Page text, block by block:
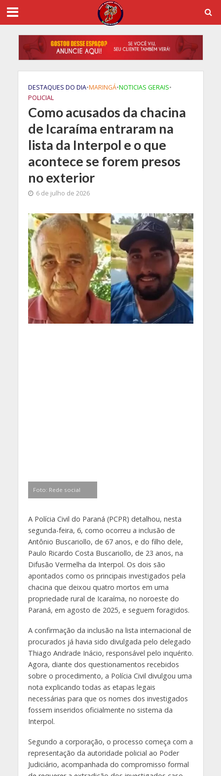
DESTAQUES DO DIA•MARINGÁ•NOTICIAS GERAIS•
POLICIAL
Como acusados da chacina
de Icaraíma entraram na
lista da Interpol e o que
acontece se forem presos
no exterior
6 de julho de 2026
Foto: Rede social
A Polícia Civil do Paraná (PCPR) detalhou, nesta
segunda-feira, 6, como ocorreu a inclusão de
Antônio Buscariollo, de 67 anos, e do filho dele,
Paulo Ricardo Costa Buscariollo, de 23 anos, na
Difusão Vermelha da Interpol. Os dois são
apontados como os principais investigados pela
chacina que deixou quatro mortos em uma
propriedade rural de Icaraíma, no noroeste do
Paraná, em agosto de 2025, e seguem foragidos.
A confirmação da inclusão na lista internacional de
procurados já havia sido divulgada pelo delegado
Thiago Andrade Inácio, responsável pelo inquérito.
Agora, diante dos questionamentos recebidos
sobre o procedimento, a Polícia Civil divulgou uma
nota explicando todas as etapas legais
necessárias para que os nomes dos investigados
fossem inseridos oficialmente no sistema da
Interpol.
Segundo a corporação, o processo começa com a
representação da autoridade policial ao Poder
Judiciário, acompanhada do compromisso formal